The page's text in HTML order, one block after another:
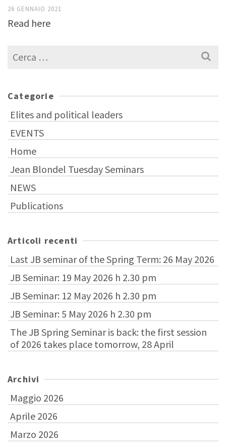
26 GENNAIO 2021
Read here
Cerca
per:
Categorie
Elites and political leaders
EVENTS
Home
Jean Blondel Tuesday Seminars
NEWS
Publications
Articoli recenti
Last JB seminar of the Spring Term: 26 May 2026
JB Seminar: 19 May 2026 h 2.30 pm
JB Seminar: 12 May 2026 h 2.30 pm
JB Seminar: 5 May 2026 h 2.30 pm
The JB Spring Seminar is back: the first session
of 2026 takes place tomorrow, 28 April
Archivi
Maggio 2026
Aprile 2026
Marzo 2026